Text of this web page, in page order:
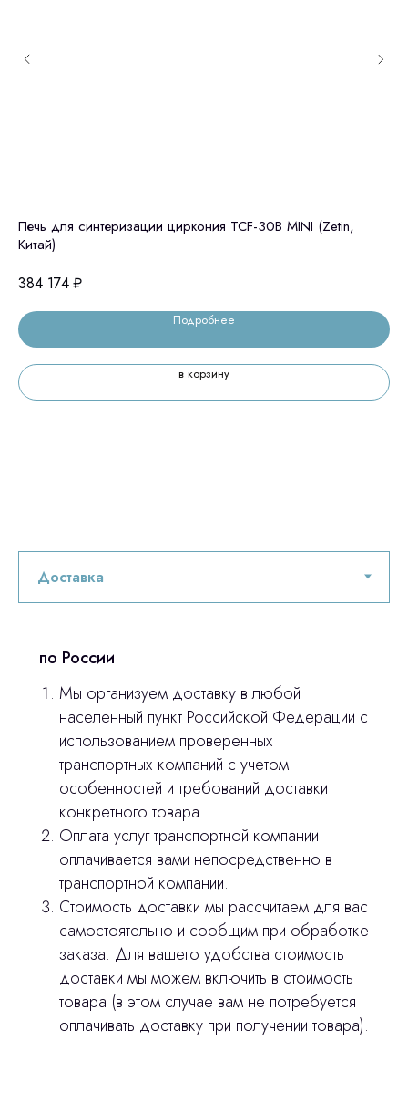
Печь для синтеризации циркония TCF-30B MINI (Zetin,
Китай)
384 174₽
Подробнее
в корзину
по России
Мы организуем доставку в любой
населенный пункт Российской Федерации с
использованием проверенных
транспортных компаний с учетом
особенностей и требований доставки
конкретного товара.
Оплата услуг транспортной компании
оплачивается вами непосредственно в
транспортной компании.
Стоимость доставки мы рассчитаем для вас
самостоятельно и сообщим при обработке
заказа. Для вашего удобства стоимость
доставки мы можем включить в стоимость
товара (в этом случае вам не потребуется
оплачивать доставку при получении товара).